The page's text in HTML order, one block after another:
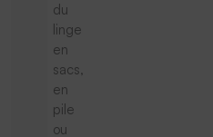
du
linge
en
sacs,
en
pile
ou